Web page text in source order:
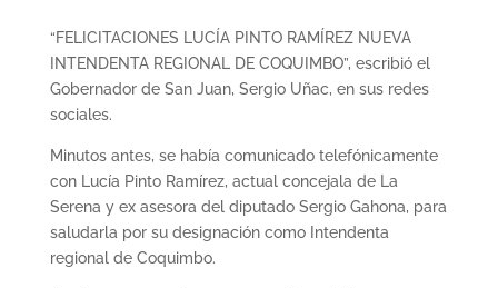
“FELICITACIONES LUCÍA PINTO RAMÍREZ NUEVA
INTENDENTA REGIONAL DE COQUIMBO”, escribió el
Gobernador de San Juan, Sergio Uñac, en sus redes
sociales.
Minutos antes, se había comunicado telefónicamente
con Lucía Pinto Ramírez, actual concejala de La
Serena y ex asesora del diputado Sergio Gahona, para
saludarla por su designación como Intendenta
regional de Coquimbo.